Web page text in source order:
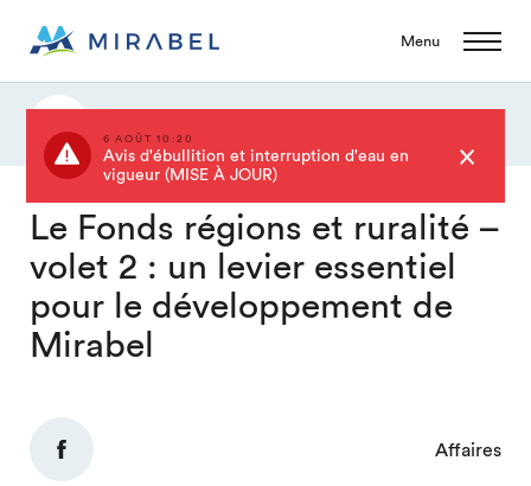
Menu
6 AOÛT 10:20
Avis d'ébullition et interruption d'eau en
vigueur (MISE À JOUR)
Le Fonds régions et ruralité –
volet 2 : un levier essentiel
pour le développement de
Mirabel
Affaires